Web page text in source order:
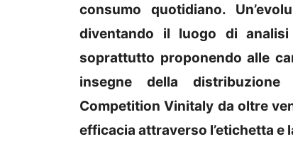
consumo quotidiano.
diventando il luogo di
soprattutto proponendo alle
insegne della distribuzione
Competition Vinitaly da oltre
efficacia attraverso l’etichetta e